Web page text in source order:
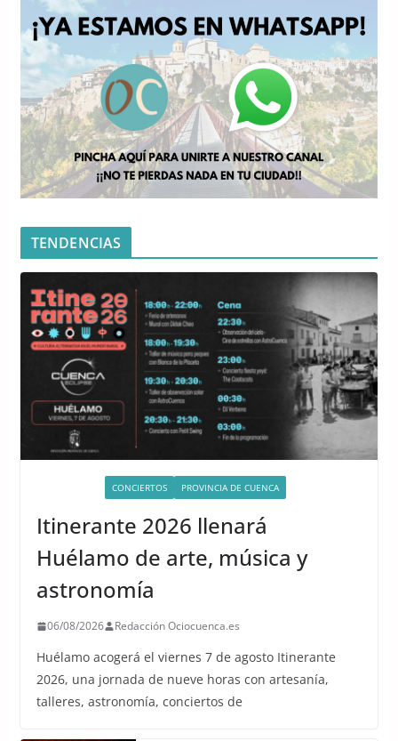
TENDENCIAS
CONCIERTOS PROVINCIA DE CUENCA
Itinerante 2026 llenará
Huélamo de arte, música y
astronomía
06/08/2026 Redacción Ociocuenca.es
Huélamo acogerá el viernes 7 de agosto Itinerante
2026, una jornada de nueve horas con artesanía,
talleres, astronomía, conciertos de